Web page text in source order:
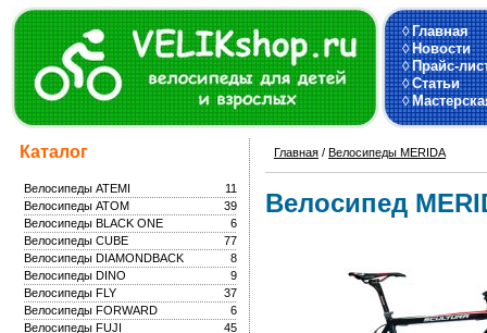
◊Главная
◊Новости
◊Прайс-
◊Статьи
◊
Каталог
11
Велосипеды ATEMI
39
Велосипеды ATOM
6
Велосипеды BLACK ONE
77
Велосипеды CUBE
8
Велосипеды DIAMONDBACK
9
Велосипеды DINO
37
Велосипеды FLY
6
Велосипеды FORWARD
45
Велосипеды FUJI
Главная / Велосипеды MERIDA
Велосипед